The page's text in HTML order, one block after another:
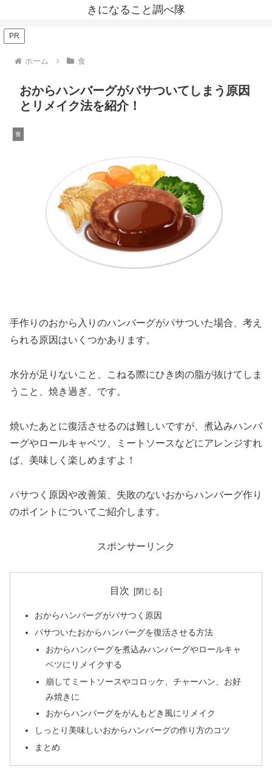
きになること調べ隊
PR
ホーム 食
おからハンバーグがパサついてしまう原因
とリメイク法を紹介！
食
手作りのおから入りのハンバーグがパサついた場合、考え
られる原因はいくつかあります。
水分が足りないこと、
こねる際にひき肉の脂が抜けてしま
うこと、焼き過ぎ、です。
焼いたあとに復活させるのは難しいですが、煮込みハンバ
ーグやロールキャベツ、ミートソースなどにアレンジすれ
ば、美味しく楽しめますよ！
パサつく原因や改善策、失敗のないおからハンバーグ作り
のポイントについてご紹介します。
スポンサーリンク
目次
おからハンバーグがパサつく原因
パサついたおからハンバーグを復活させる方法
おからハンバーグを煮込みハンバーグやロールキャ
ベツにリメイクする
崩してミートソースやコロッケ、チャーハン、お好
み焼きに
おからハンバーグをがんもどき風にリメイク
しっとり美味しいおからハンバーグの作り方のコツ
まとめ